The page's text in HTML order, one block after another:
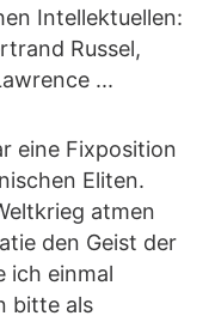
Intellektuellen:
Russel,
...
eine Fixposition
Eliten.
atmen
den Geist der
ich einmal
bitte als